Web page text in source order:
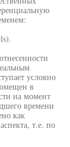
условно
в
на момент
времени
как
т.е. по